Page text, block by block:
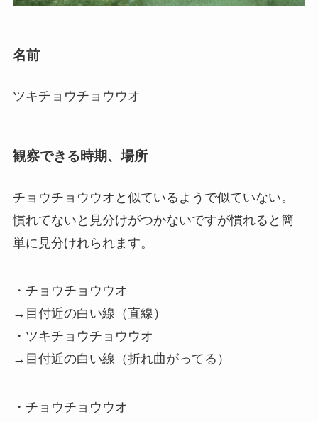
名前
ツキチョウチョウウオ
観察できる時期、場所
チョウチョウウオと似ているようで似ていない。
慣れてないと見分けがつかないですが慣れると簡
単に見分けれられます。
・チョウチョウウオ
→目付近の白い線（直線）
・ツキチョウチョウウオ
→目付近の白い線（折れ曲がってる）
・チョウチョウウオ